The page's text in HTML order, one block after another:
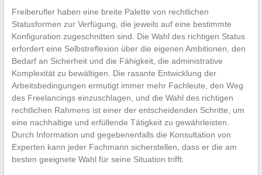
Freiberufler haben eine breite Palette von rechtlichen
Statusformen zur Verfügung, die jeweils auf eine bestimmte
Konfiguration zugeschnitten sind. Die Wahl des richtigen Status
erfordert eine Selbstreflexion über die eigenen Ambitionen, den
Bedarf an Sicherheit und die Fähigkeit, die administrative
Komplexität zu bewältigen. Die rasante Entwicklung der
Arbeitsbedingungen ermutigt immer mehr Fachleute, den Weg
des Freelancings einzuschlagen, und die Wahl des richtigen
rechtlichen Rahmens ist einer der entscheidenden Schritte, um
eine nachhaltige und erfüllende Tätigkeit zu gewährleisten.
Durch Information und gegebenenfalls die Konsultation von
Experten kann jeder Fachmann sicherstellen, dass er die am
besten geeignete Wahl für seine Situation trifft.